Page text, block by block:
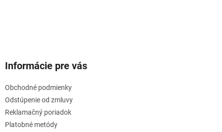
Informácie pre vás
Obchodné podmienky
Odstúpenie od zmluvy
Reklamačný poriadok
Platobné metódy